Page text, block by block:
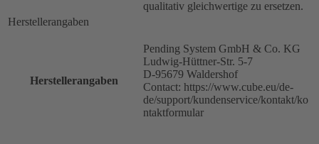
qualitativ gleichwertige zu ersetzen.
Herstellerangaben
Herstellerangaben
Pending System GmbH & Co. KG
Ludwig-Hüttner-Str. 5-7
D-95679 Waldershof
Contact: https://www.cube.eu/de-
de/support/kundenservice/kontakt/ko
ntaktformular